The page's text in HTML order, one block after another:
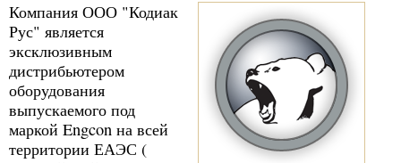
Компания ООО "Кодиак
Рус" является
эксклюзивным
дистрибьютером
оборудования
выпускаемого под
маркой Engcon на всей
территории ЕАЭС (